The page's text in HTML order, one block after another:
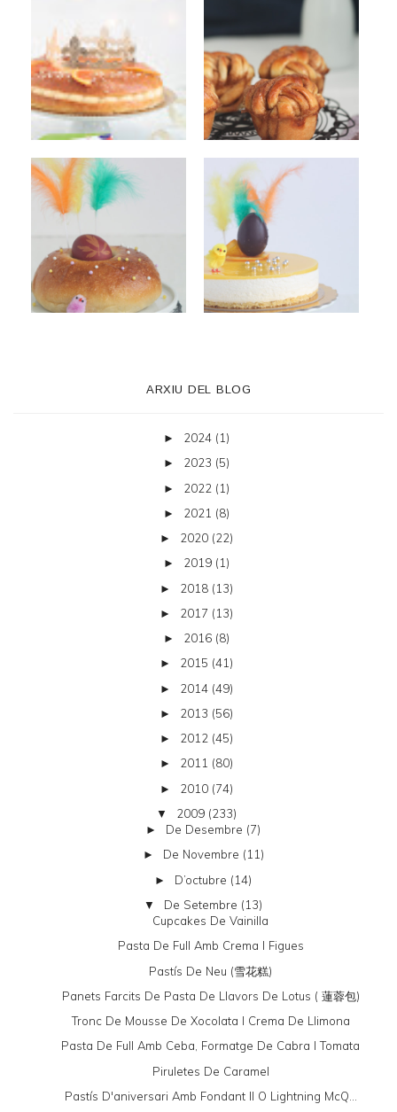
ARXIU DEL BLOG
► 2024 (1)
► 2023 (5)
► 2022 (1)
► 2021 (8)
► 2020 (22)
► 2019 (1)
► 2018 (13)
► 2017 (13)
► 2016 (8)
► 2015 (41)
► 2014 (49)
► 2013 (56)
► 2012 (45)
► 2011 (80)
► 2010 (74)
▼ 2009 (233)
► De Desembre (7)
► De Novembre (11)
► D’octubre (14)
▼ De Setembre (13)
Cupcakes De Vainilla
Pasta De Full Amb Crema I Figues
Pastís De Neu (雪花糕)
Panets Farcits De Pasta De Llavors De Lotus ( 蓮蓉包)
Tronc De Mousse De Xocolata I Crema De Llimona
Pasta De Full Amb Ceba, Formatge De Cabra I Tomata
Piruletes De Caramel
Pastís D'aniversari Amb Fondant II O Lightning McQ...